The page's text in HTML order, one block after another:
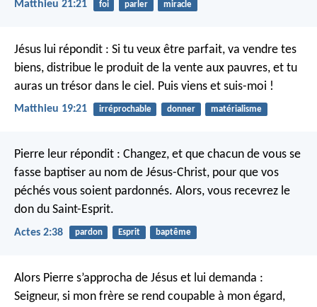
Matthieu 21:21 foi parler miracle
Jésus lui répondit : Si tu veux être parfait, va vendre tes
biens, distribue le produit de la vente aux pauvres, et tu
auras un trésor dans le ciel. Puis viens et suis-moi !
Matthieu 19:21 irréprochable donner matérialisme
Pierre leur répondit : Changez, et que chacun de vous se
fasse baptiser au nom de Jésus-Christ, pour que vos
péchés vous soient pardonnés. Alors, vous recevrez le
don du Saint-Esprit.
Actes 2:38 pardon Esprit baptême
Alors Pierre s’approcha de Jésus et lui demanda :
Seigneur, si mon frère se rend coupable à mon égard,